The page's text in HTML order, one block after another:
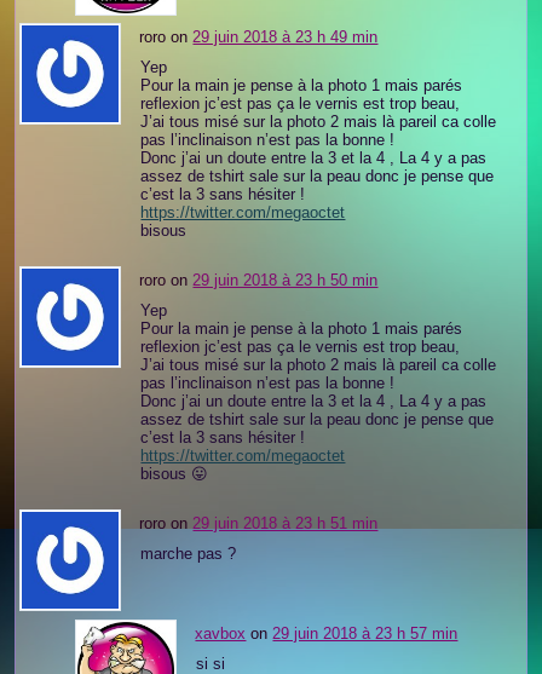
roro on29 juin 2018 à 23 h 49 min
Yep
Pour la main je pense à la photo 1 mais parés
reflexion jc’est pas ça le vernis est trop beau,
J’ai tous misé sur la photo 2 mais là pareil ca colle
pas l’inclinaison n’est pas la bonne !
Donc j’ai un doute entre la 3 et la 4 , La 4 y a pas
assez de tshirt sale sur la peau donc je pense que
c’est la 3 sans hésiter !
https://twitter.com/megaoctet
bisous
roro on29 juin 2018 à 23 h 50 min
Yep
Pour la main je pense à la photo 1 mais parés
reflexion jc’est pas ça le vernis est trop beau,
J’ai tous misé sur la photo 2 mais là pareil ca colle
pas l’inclinaison n’est pas la bonne !
Donc j’ai un doute entre la 3 et la 4 , La 4 y a pas
assez de tshirt sale sur la peau donc je pense que
c’est la 3 sans hésiter !
https://twitter.com/megaoctet
bisous 😛
roro on29 juin 2018 à 23 h 51 min
marche pas ?
xavbox on 29 juin 2018 à 23 h 57 min
si si